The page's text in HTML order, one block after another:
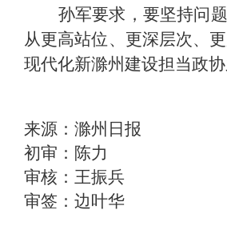
孙军要求，要坚持问
从更高站位、更深层次、
现代化新滁州建设担当政
来源：滁州日报
初审：陈力
审核：王振兵
审签：边叶华